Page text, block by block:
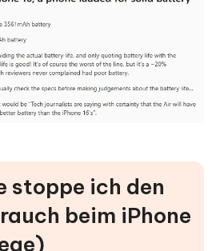
stoppe ich den
beim iPhone